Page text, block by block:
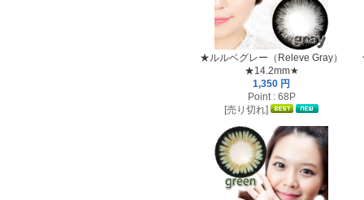
★ルルベグレー（Releve Gray）
★14.2mm★
1,350 円
Point : 68P
[売り切れ]